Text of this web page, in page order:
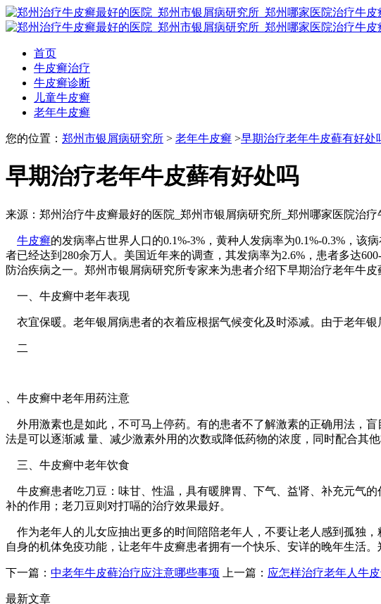
首页
牛皮癣治疗
牛皮癣诊断
儿童牛皮癣
老年牛皮癣
您的位置： 郑州市银屑病研究所 > 老年牛皮癣 >早期治疗老年牛皮藓有好处
早期治疗老年牛皮藓有好处吗
来源：郑州治疗牛皮癣最好的医院_郑州市银屑病研究所_郑州哪家医院治疗
牛皮癣的发病率占世界人口的0.1%-3%，黄种人发病率为0.1%-0.3%，该
者已经达到280余万人。美国近年来的调查，其发病率为2.6%，患者多达
防治疾病之一。郑州市银屑病研究所专家来为患者介绍下早期治疗老年牛皮
一、牛皮癣中老年表现
衣宜保暖。老年银屑病患者的衣着应根据气候变化及时添减。由于老年
二
、牛皮癣中老年用药注意
外用激素也是如此，不可马上停药。有的患者不了解激素的正确用法，
法是可以逐渐减 量、减少激素外用的次数或降低药物的浓度，同时配合其
三、牛皮癣中老年饮食
牛皮癣患者吃刀豆：味甘、性温，具有暖脾胃、下气、益肾、补充元气
补的作用；老刀豆则对打嗝的治疗效果最好。
作为老年人的儿女应抽出更多的时间陪陪老年人，不要让老人感到孤独，
自身的机体免疫功能，让老年牛皮癣患者拥有一个快乐、安详的晚年生活。
下一篇： 中老年牛皮藓治疗应注意哪些事项 上一篇： 应怎样治疗老年人牛
最新文章